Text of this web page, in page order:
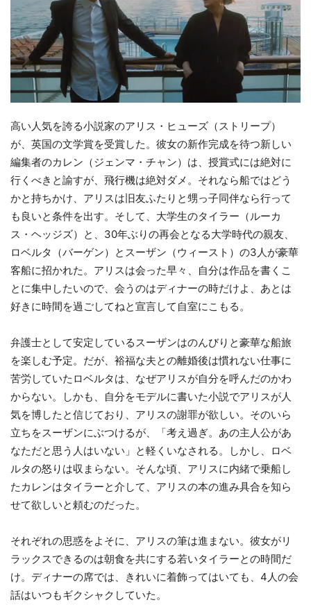
高い人気を誇る小説家のアリス・ヒューズ（ストリープ）
が、英国の文学賞を受賞した。彼女の新作完成を待つ新しい
編集者のカレン（ジェンマ・チャン）は、授賞式には絶対に
行くべきと諭すが、飛行機は絶対ダメ。それなら船ではどう
かと持ちかけ、アリスは旧友ふたりと甥っ子同伴なら行って
も良いと条件を出す。そして、大学生のタイラー（ルーカ
ス・ヘッジズ）と、30年ぶりの再会となる大学時代の親友、
ロベルタ（バーゲン）とスーザン（ウィースト）の3人が豪華
客船に招かれた。アリスは会った早々、自分は作品を書くこ
とに集中したいので、会うのはディナーの時だけよ、あとは
好きに時間を過ごしてねと宣言して自室にこもる。
弁護士として安定しているスーザンはのんびりと豪華な船旅
を楽しむ予定。だが、裕福な夫との離婚後は慣れない仕事に
苦労していたロベルタは、なぜアリスが自分を呼んだのかわ
からない。しかも、自分をモデルに書いた小説でアリスが人
気を博したと信じており、アリスの謝罪が欲しい。そのいら
立ちをスーザンにぶつけるが、「考え過ぎ。あの主人公があ
なただと思う人はいない」と軽くいなされる。しかし、ロベ
ルタの怒りは収まらない。そんな頃、アリスに内緒で乗船し
たカレンはタイラーと介して、アリスの本の進み具合を知ら
せて欲しいと頼むのだった。
それぞれの思惑をよそに、アリスの筆は進まない。彼女がリ
ラックスできるのは朝食を共にする若いタイラーとの時間だ
け。ディナーの席では、きれいに着飾ってはいても、4人の会
話はいつもギクシャクしていた。